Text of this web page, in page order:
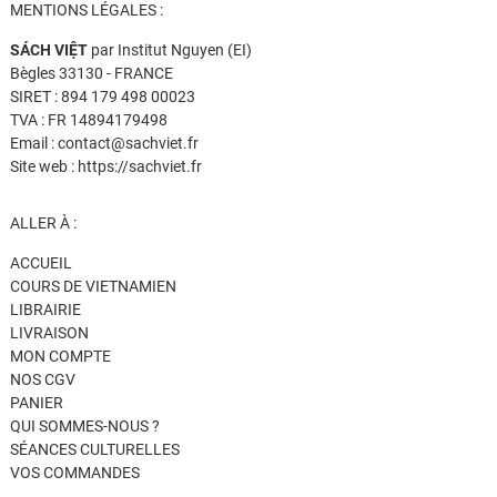
MENTIONS LÉGALES :
SÁCH VIỆTpar Institut Nguyen (EI)
Bègles 33130 - FRANCE
SIRET : 894 179 498 00023
TVA : FR 14894179498
Email : contact@sachviet.fr
Site web : https://sachviet.fr
ALLER À :
ACCUEIL
COURS DE VIETNAMIEN
LIBRAIRIE
LIVRAISON
MON COMPTE
NOS CGV
PANIER
QUI SOMMES-NOUS ?
SÉANCES CULTURELLES
VOS COMMANDES